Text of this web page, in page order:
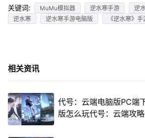
关键词: MuMu模拟器 逆水寒手游
逆
逆水寒
逆水寒手游电脑版 《逆水寒》手
相关资讯
代号：云端电脑版PC端
版怎么玩代号：云端攻略